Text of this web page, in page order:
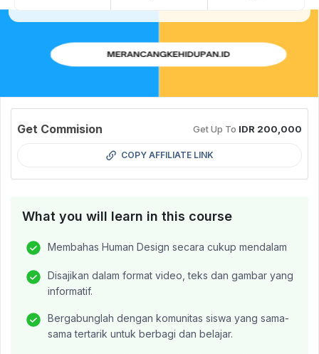
Get Commision Get Up To IDR 200,000
COPY AFFILIATE LINK
What you will learn in this course
Membahas Human Design secara cukup mendalam
Disajikan dalam format video, teks dan gambar yang
informatif.
Bergabunglah dengan komunitas siswa yang sama-
sama tertarik untuk berbagi dan belajar.